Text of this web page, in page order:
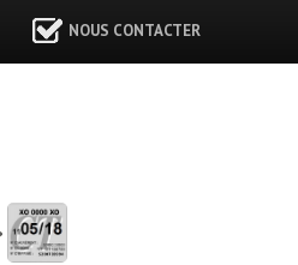
NOUS CONTACTER